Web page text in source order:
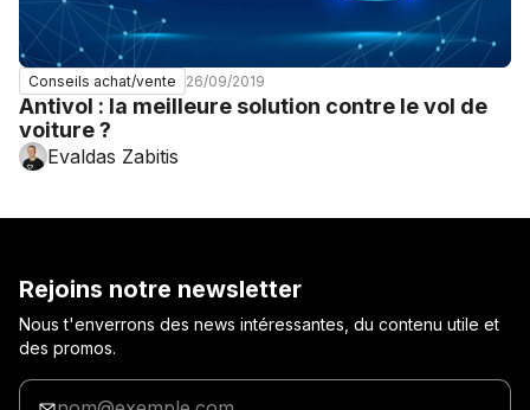
Conseils achat/vente 26/09/2019
Antivol : la meilleure solution contre le vol de
voiture ?
Evaldas Zabitis
Rejoins notre newsletter
Nous t'enverrons des news intéressantes, du contenu utile et
des promos.
Entre